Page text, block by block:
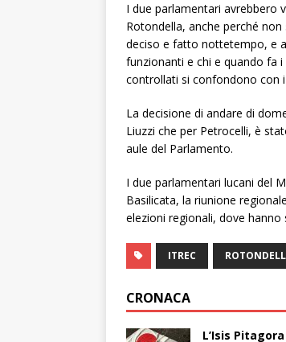
I due parlamentari avrebbero
Rotondella, anche perché
deciso e fatto nottetempo, e
funzionanti e chi e quando fa i
controllati si confondono con
La decisione di andare di
Liuzzi che per Petrocelli, è
aule del Parlamento.
I due parlamentari lucani del
Basilicata, la riunione
elezioni regionali, dove hanno
ITREC
CRONACA
L’Isis